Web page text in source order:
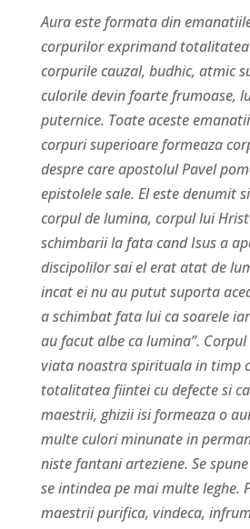
Aura este formata din
corpurilor exprimand
corpurile cauzal, budhic, atmic
culorile devin foarte frumoase,
puternice. Toate aceste
corpuri superioare formeaza
despre care apostolul Pavel
epistolele sale. El este denumit
corpul de lumina, corpul lui
schimbarii la fata cand Isus a
discipolilor sai el erat atat de
incat ei nu au putut suporta
a schimbat fata lui ca soarele
au facut albe ca lumina”.
viata noastra spirituala in timp
totalitatea fiintei cu defecte si
maestrii, ghizii isi formeaza o
multe culori minunate in
niste fantani arteziene. Se
se intindea pe mai multe leghe.
maestrii purifica, vindeca,